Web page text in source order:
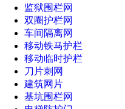
监狱围栏网
双圈护栏网
车间隔离网
移动铁马护栏
移动临时护栏
刀片刺网
建筑网片
基坑围栏网